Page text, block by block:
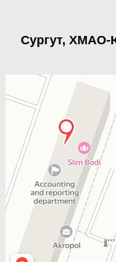
Сургут, ХМАО-